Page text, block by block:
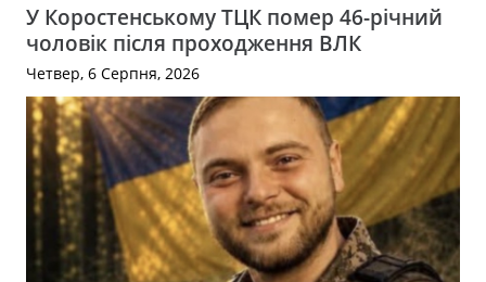
У Коростенському ТЦК помер 46-річний
чоловік після проходження ВЛК
Четвер, 6 Серпня, 2026